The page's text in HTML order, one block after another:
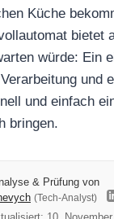
Küche
bietet
würde: Ein
und
und einfach
bringen.
& Prüfung von
(Tech-Analyst)